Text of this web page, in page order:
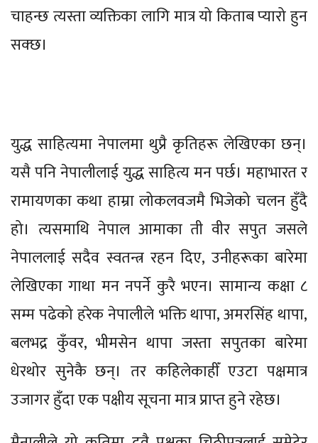
चाहन्छ त्यस्ता व्यक्तिका लागि मात्र यो किताब प्यारो हुन
सक्छ।
युद्ध साहित्यमा नेपालमा थुप्रै कृतिहरू लेखिएका छन्।
यसै पनि नेपालीलाई युद्ध साहित्य मन पर्छ। महाभारत र
रामायणका कथा हाम्रा लोकलवजमै भिजेको चलन हुँदै
हो। त्यसमाथि नेपाल आमाका ती वीर सपुत जसले
नेपाललाई सदैव स्वतन्त्र रहन दिए, उनीहरूका बारेमा
लेखिएका गाथा मन नपर्ने कुरै भएन। सामान्य कक्षा ८
सम्म पढेको हरेक नेपालीले भक्ति थापा, अमरसिंह थापा,
बलभद्र कुँवर, भीमसेन थापा जस्ता सपुतका बारेमा
धेरथोर सुनेकै छन्। तर कहिलेकाहीँ एउटा पक्षमात्र
उजागर हुँदा एक पक्षीय सूचना मात्र प्राप्त हुने रहेछ।